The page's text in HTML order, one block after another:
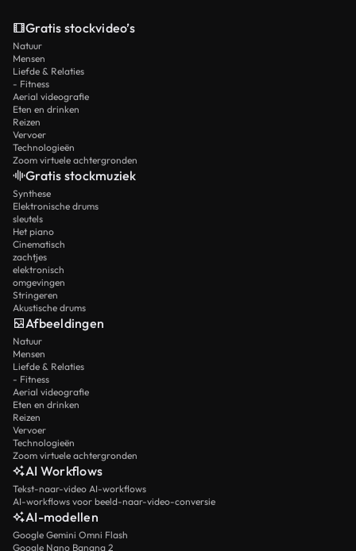
Gratis stockvideo’s
Natuur
Mensen
Liefde & Relaties
- Fitness
Aerial videografie
Eten en drinken
Reizen
Vervoer
Technologieën
Zoom virtuele achtergronden
Gratis stockmuziek
Synthese
Elektronische drums
sleutels
Het piano
Cinematisch
zachtjes
elektronisch
omgevingen
Stringeren
Akustische drums
Afbeeldingen
Natuur
Mensen
Liefde & Relaties
- Fitness
Aerial videografie
Eten en drinken
Reizen
Vervoer
Technologieën
Zoom virtuele achtergronden
AI Workflows
Tekst-naar-video AI-workflows
AI-workflows voor beeld-naar-video-conversie
AI-modellen
Google Gemini Omni Flash
Google Nano Banana 2